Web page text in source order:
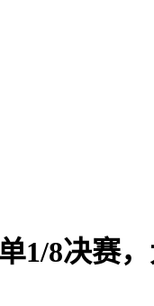
1/8决赛